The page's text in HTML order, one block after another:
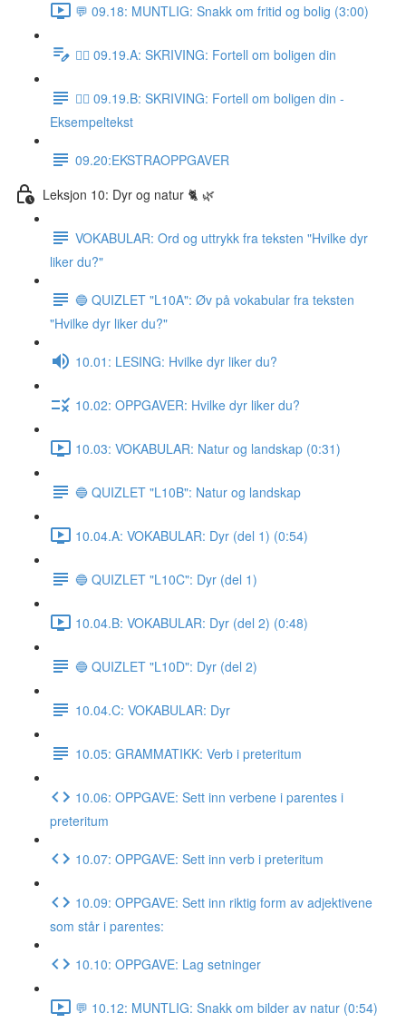
💬 09.18: MUNTLIG: Snakk om fritid og bolig (3:00)
✍🏼 09.19.A: SKRIVING: Fortell om boligen din
✍🏼 09.19.B: SKRIVING: Fortell om boligen din -
Eksempeltekst
09.20:EKSTRAOPPGAVER
Leksjon 10: Dyr og natur 🐈 🌿
VOKABULAR: Ord og uttrykk fra teksten "Hvilke dyr
liker du?"
🔵 QUIZLET "L10A": Øv på vokabular fra teksten
"Hvilke dyr liker du?"
10.01: LESING: Hvilke dyr liker du?
10.02: OPPGAVER: Hvilke dyr liker du?
10.03: VOKABULAR: Natur og landskap (0:31)
🔵 QUIZLET "L10B": Natur og landskap
10.04.A: VOKABULAR: Dyr (del 1) (0:54)
🔵 QUIZLET "L10C": Dyr (del 1)
10.04.B: VOKABULAR: Dyr (del 2) (0:48)
🔵 QUIZLET "L10D": Dyr (del 2)
10.04.C: VOKABULAR: Dyr
10.05: GRAMMATIKK: Verb i preteritum
10.06: OPPGAVE: Sett inn verbene i parentes i
preteritum
10.07: OPPGAVE: Sett inn verb i preteritum
10.09: OPPGAVE: Sett inn riktig form av adjektivene
som står i parentes:
10.10: OPPGAVE: Lag setninger
💬 10.12: MUNTLIG: Snakk om bilder av natur (0:54)